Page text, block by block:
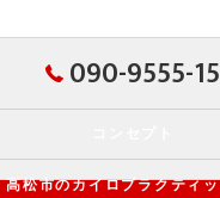
090-9555-